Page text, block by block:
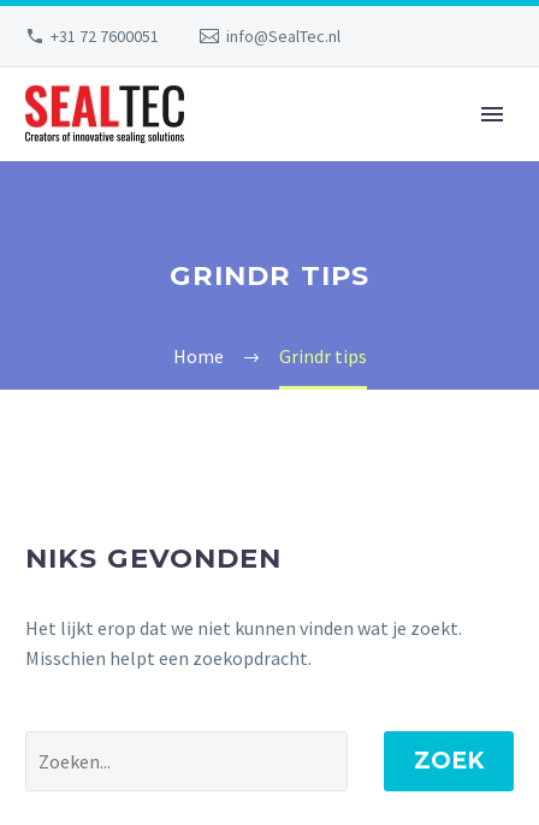
+31 72 7600051 info@SealTec.nl
GRINDR TIPS
Home Grindr tips
NIKS GEVONDEN
Het lijkt erop dat we niet kunnen vinden wat je zoekt.
Misschien helpt een zoekopdracht.
ZOEK